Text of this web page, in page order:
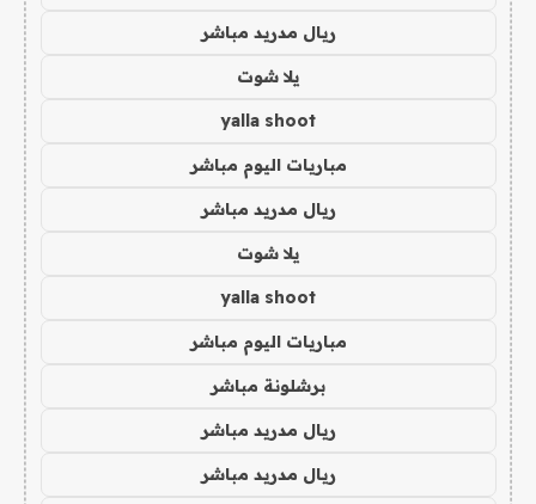
ريال مدريد مباشر
يلا شوت
yalla shoot
مباريات اليوم مباشر
ريال مدريد مباشر
يلا شوت
yalla shoot
مباريات اليوم مباشر
برشلونة مباشر
ريال مدريد مباشر
ريال مدريد مباشر